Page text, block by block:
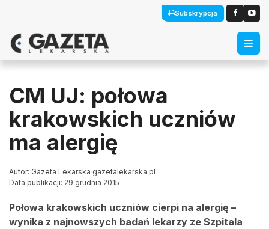
Subskrypcja
CM UJ: połowa
krakowskich uczniów
ma alergię
Autor: Gazeta Lekarska gazetalekarska.pl
Data publikacji: 29 grudnia 2015
Połowa krakowskich uczniów cierpi na alergię –
wynika z najnowszych badań lekarzy ze Szpitala